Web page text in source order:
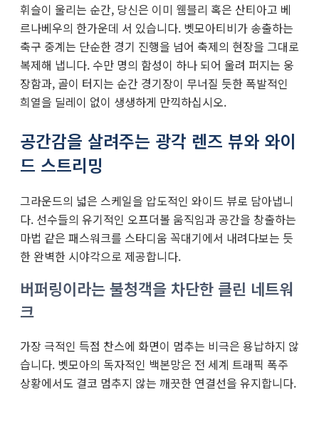
휘슬이 울리는 순간, 당신은 이미 웸블리 혹은 산티아고 베
르나베우의 한가운데 서 있습니다. 벳모아티비가 송출하는
축구 중계는 단순한 경기 진행을 넘어 축제의 현장을 그대로
복제해 냅니다. 수만 명의 함성이 하나 되어 울려 퍼지는 웅
장함과, 골이 터지는 순간 경기장이 무너질 듯한 폭발적인
희열을 딜레이 없이 생생하게 만끽하십시오.
공간감을 살려주는 광각 렌즈 뷰와 와이
드 스트리밍
그라운드의 넓은 스케일을 압도적인 와이드 뷰로 담아냅니
다. 선수들의 유기적인 오프더볼 움직임과 공간을 창출하는
마법 같은 패스워크를 스타디움 꼭대기에서 내려다보는 듯
한 완벽한 시야각으로 제공합니다.
버퍼링이라는 불청객을 차단한 클린 네트워
크
가장 극적인 득점 찬스에 화면이 멈추는 비극은 용납하지 않
습니다. 벳모아의 독자적인 백본망은 전 세계 트래픽 폭주
상황에서도 결코 멈추지 않는 깨끗한 연결선을 유지합니다.